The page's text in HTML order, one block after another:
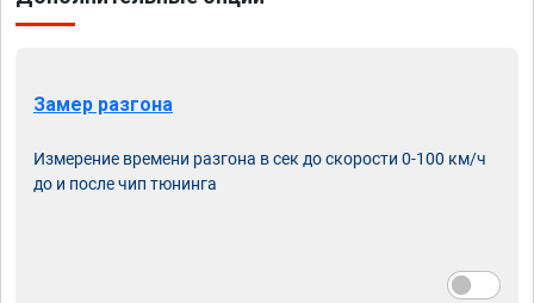
Замер разгона
Измерение времени разгона в сек до скорости 0-100 км/ч
до и после чип тюнинга